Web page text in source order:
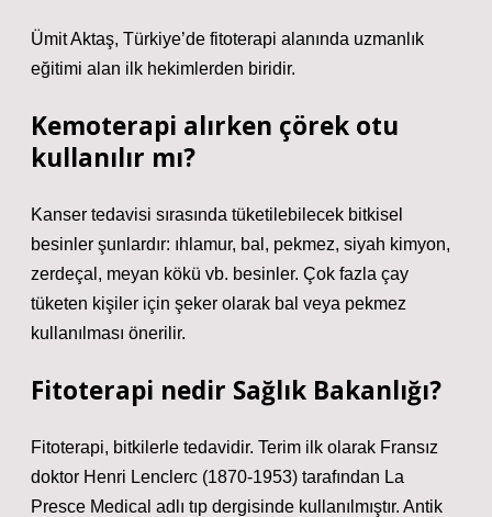
Ümit Aktaş, Türkiye’de fitoterapi alanında uzmanlık
eğitimi alan ilk hekimlerden biridir.
Kemoterapi alırken çörek otu
kullanılır mı?
Kanser tedavisi sırasında tüketilebilecek bitkisel
besinler şunlardır: ıhlamur, bal, pekmez, siyah kimyon,
zerdeçal, meyan kökü vb. besinler. Çok fazla çay
tüketen kişiler için şeker olarak bal veya pekmez
kullanılması önerilir.
Fitoterapi nedir Sağlık Bakanlığı?
Fitoterapi, bitkilerle tedavidir. Terim ilk olarak Fransız
doktor Henri Lenclerc (1870-1953) tarafından La
Presce Medical adlı tıp dergisinde kullanılmıştır. Antik